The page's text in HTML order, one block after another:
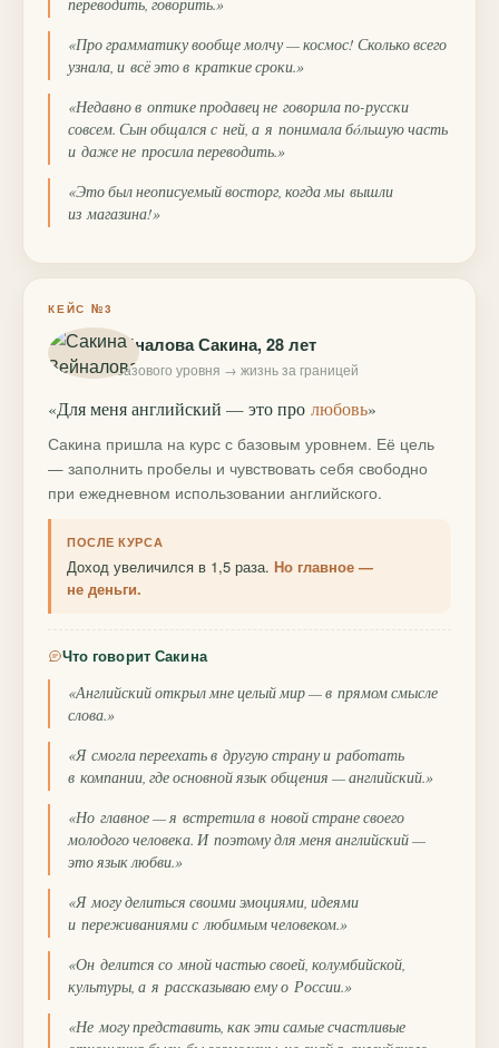
переводить, говорить.»
«Про грамматику вообще молчу — космос! Сколько всего
узнала, и всё это в краткие сроки.»
«Недавно в оптике продавец не говорила по-русски
совсем. Сын общался с ней, а я понимала бóльшую часть
и даже не просила переводить.»
«Это был неописуемый восторг, когда мы вышли
из магазина!»
КЕЙС №3
Зейналова Сакина, 28 лет
с базового уровня → жизнь за границей
«Для меня английский — это про любовь»
Сакина пришла на курс с базовым уровнем. Её цель
— заполнить пробелы и чувствовать себя свободно
при ежедневном использовании английского.
ПОСЛЕ КУРСА
Доход увеличился в 1,5 раза. Но главное —
не деньги.
Что говорит Сакина
«Английский открыл мне целый мир — в прямом смысле
слова.»
«Я смогла переехать в другую страну и работать
в компании, где основной язык общения — английский.»
«Но главное — я встретила в новой стране своего
молодого человека. И поэтому для меня английский —
это язык любви.»
«Я могу делиться своими эмоциями, идеями
и переживаниями с любимым человеком.»
«Он делится со мной частью своей, колумбийской,
культуры, а я рассказываю ему о России.»
«Не могу представить, как эти самые счастливые